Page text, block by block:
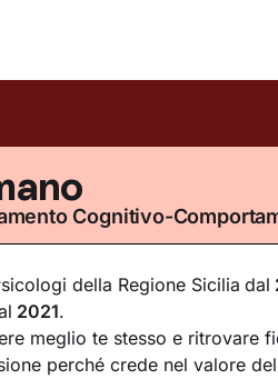
Cognitivo-
della Regione Sicilia dal
2021.
meglio te stesso e ritrovare
perché crede nel valore